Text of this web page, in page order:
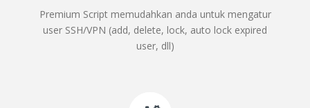
Premium Script memudahkan anda untuk mengatur
user SSH/VPN (add, delete, lock, auto lock expired
user, dll)